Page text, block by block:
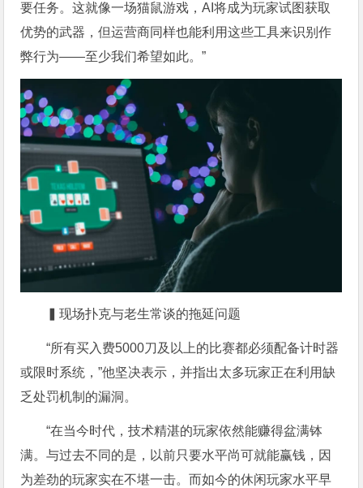
要任务。这就像一场猫鼠游戏，AI将成为玩家试图获取
优势的武器，但运营商同样也能利用这些工具来识别作
弊行为——至少我们希望如此。”
▍现场扑克与老生常谈的拖延问题
“所有买入费5000刀及以上的比赛都必须配备计时器
或限时系统，”他坚决表示，并指出太多玩家正在利用缺
乏处罚机制的漏洞。
“在当今时代，技术精湛的玩家依然能赚得盆满钵
满。与过去不同的是，以前只要水平尚可就能赢钱，因
为差劲的玩家实在不堪一击。而如今的休闲玩家水平早